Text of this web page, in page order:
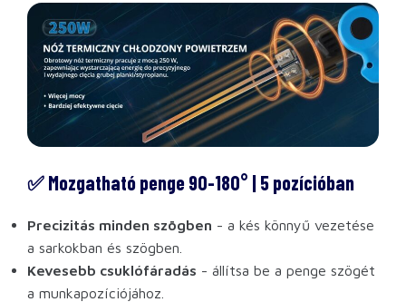
✅ Mozgatható penge 90-180° | 5 pozícióban
Precizitás minden szögben - a kés könnyű vezetése
a sarkokban és szögben.
Kevesebb csuklófáradás - állítsa be a penge szögét
a munkapozíciójához.